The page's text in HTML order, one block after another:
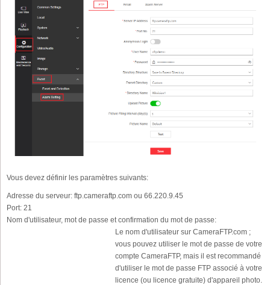
Vous devez définir les paramètres suivants:
Adresse du serveur: ftp.cameraftp.com ou 66.220.9.45
Port: 21
Nom d'utilisateur, mot de passe et confirmation du mot de passe:
Le nom d'utilisateur sur CameraFTP.com ;
vous pouvez utiliser le mot de passe de votre
compte CameraFTP, mais il est recommandé
d'utiliser le mot de passe FTP associé à votre
licence (ou licence gratuite) d'appareil photo.